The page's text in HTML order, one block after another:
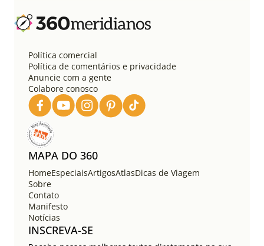
Política comercial
Política de comentários e privacidade
Anuncie com a gente
Colabore conosco
MAPA DO 360
HomeEspeciaisArtigosAtlasDicas de Viagem
Sobre
Contato
Manifesto
Notícias
INSCREVA-SE